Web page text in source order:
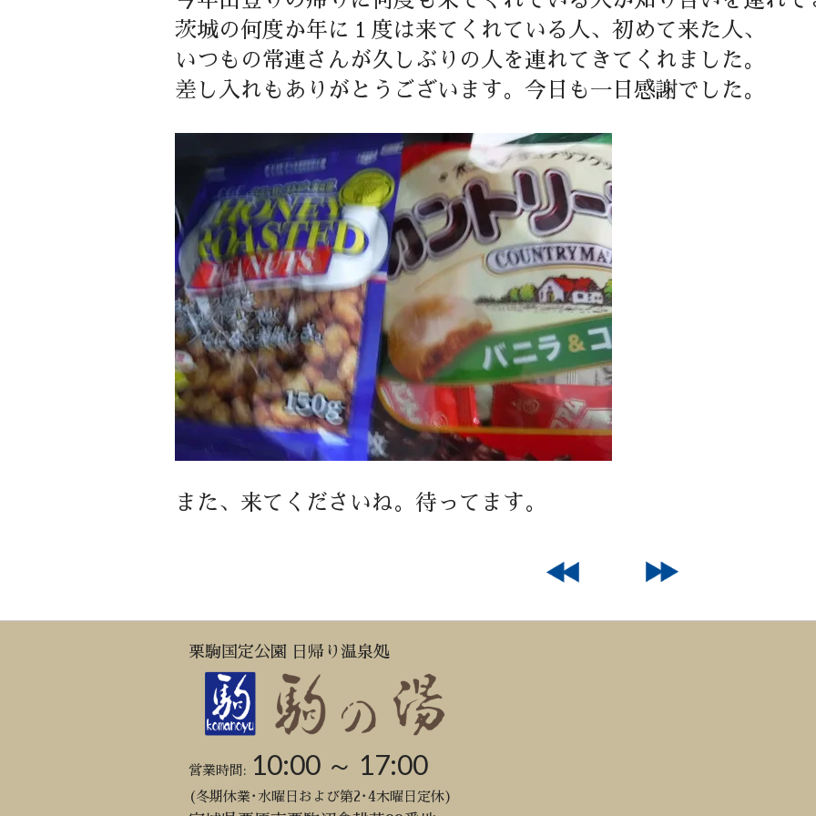
茨城の何度か年に１度は来てくれている人、初めて来た人、
いつもの常連さんが久しぶりの人を連れてきてくれました。
差し入れもありがとうございます。今日も一日感謝でした。
また、来てくださいね。待ってます。
栗駒国定公園 日帰り温泉処
営業時間: 10:00 ～ 17:00
(冬期休業･水曜日および第2･4木曜日定休)